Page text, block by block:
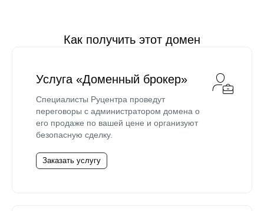
Как получить этот домен
Услуга «Доменный брокер»
Специалисты Руцентра проведут
переговоры с администратором домена о
его продаже по вашей цене и организуют
безопасную сделку.
Заказать услугу